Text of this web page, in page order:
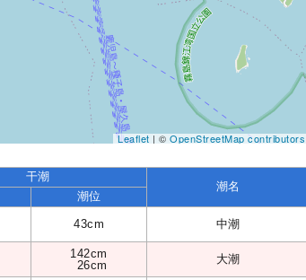
Leaflet| ©OpenStreetMap contributors
干潮
潮名
潮位
43cm 中潮
142cm
26cm
大潮